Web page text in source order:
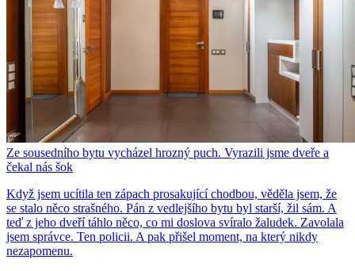
Ze sousedního bytu vycházel hrozný puch. Vyrazili jsme dveře a
čekal nás šok
Když jsem ucítila ten zápach prosakující chodbou, věděla jsem, že
se stalo něco strašného. Pán z vedlejšího bytu byl starší, žil sám. A
teď z jeho dveří táhlo něco, co mi doslova svíralo žaludek. Zavolala
jsem správce. Ten policii. A pak přišel moment, na který nikdy
nezapomenu.